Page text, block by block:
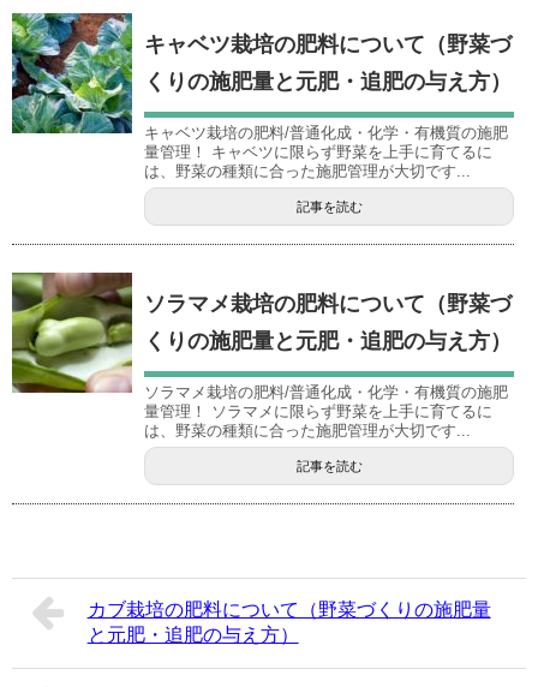
キャベツ栽培の肥料について（野菜づ
くりの施肥量と元肥・追肥の与え方）
キャベツ栽培の肥料/普通化成・化学・有機質の施肥
量管理！ キャベツに限らず野菜を上手に育てるに
は、野菜の種類に合った施肥管理が大切です...
記事を読む
ソラマメ栽培の肥料について（野菜づ
くりの施肥量と元肥・追肥の与え方）
ソラマメ栽培の肥料/普通化成・化学・有機質の施肥
量管理！ ソラマメに限らず野菜を上手に育てるに
は、野菜の種類に合った施肥管理が大切です...
記事を読む
カブ栽培の肥料について（野菜づくりの施肥量
と元肥・追肥の与え方）